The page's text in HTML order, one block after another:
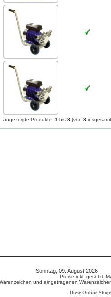
angezeigte Produkte: 1 bis 8 (von 8
Sonntag, 09. August 2026
Preise inkl. gesetzl.
und eingetragenen
Diese Online